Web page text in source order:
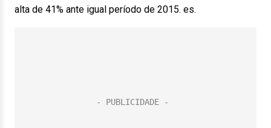
alta de 41% ante igual período de 2015. es.